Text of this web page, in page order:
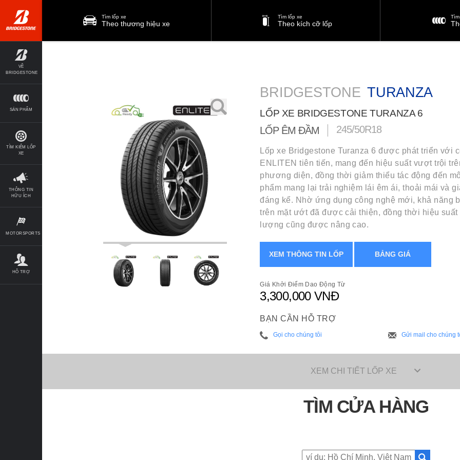
VỀ
BRIDGESTONE
SẢN PHẨM
TÌM KIẾM LỐP
XE
THÔNG TIN
HỮU ÍCH
MOTORSPORTS
HỖ TRỢ
Tìm lốp xe
Theo thương hiệu xe
Tìm lốp xe
Theo kích cỡ lốp
BRIDGESTONE TURANZA
LỐP XE BRIDGESTONE TURANZA 6
LỐP ÊM ĐẦM 245/50R18
Lốp xe Bridgestone Turanza 6 được phát triển với
ENLITEN tiên tiến, mang đến hiệu suất vượt trội
phương diện, đồng thời giảm thiểu tác động đến
phẩm mang lại trải nghiệm lái êm ái, thoải mái và
đáng kể. Nhờ ứng dụng công nghệ mới, khả năng
trên mặt ướt đã được cải thiện, đồng thời hiệu suất
lượng cũng được nâng cao.
XEM THÔNG TIN LỐP BẢNG GIÁ
Giá Khởi Điểm Dao Động Từ
3,300,000 VNĐ
BẠN CẦN HỖ TRỢ
Gọi cho chúng tôi Gửi mail cho chúng
XEM CHI TIẾT LỐP XE
TÌM CỬA HÀNG